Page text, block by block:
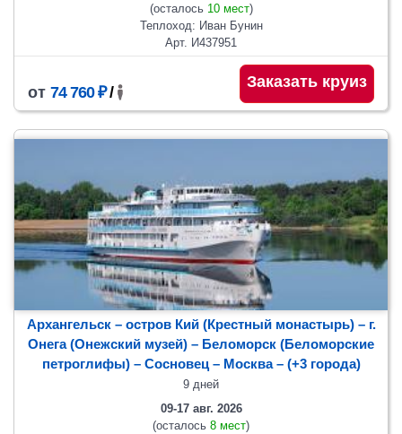
(осталось 10 мест)
Теплоход: Иван Бунин
Арт. И437951
от 74 760 ₽/
Заказать круиз
Архангельск – остров Кий (Крестный монастырь) – г.
Онега (Онежский музей) – Беломорск (Беломорские
петроглифы) – Сосновец– Москва– (+3 города)
9 дней
09-17 авг. 2026
(осталось 8 мест)